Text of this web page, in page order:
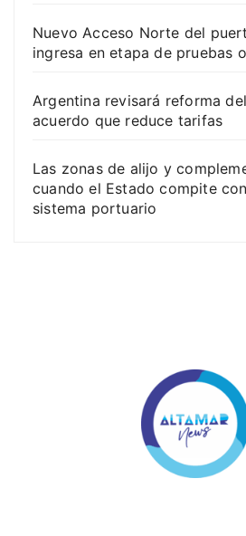
Nuevo Acceso Norte del
ingresa en etapa de pruebas
Argentina revisará reforma
acuerdo que reduce tarifas
Las zonas de alijo y
cuando el Estado compite
sistema portuario